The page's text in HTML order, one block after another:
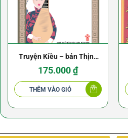
Truyện Kiều – bản Thịnh
Mỹ Đường Tự Đức Kỷ Mão
175.000₫
THÊM VÀO GIỎ